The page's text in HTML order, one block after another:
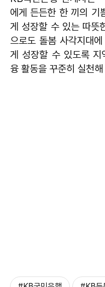
에게 든든한 한 끼의 기
게 성장할 수 있는 따뜻
으로도 돌봄 사각지대
게 성장할 수 있도록 지
융 활동을 꾸준히 실천